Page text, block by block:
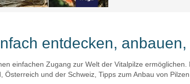
entdecken,
einfachen Zugang zur Welt der Vitalpilze
Österreich und der Schweiz, Tipps zum Anbau von